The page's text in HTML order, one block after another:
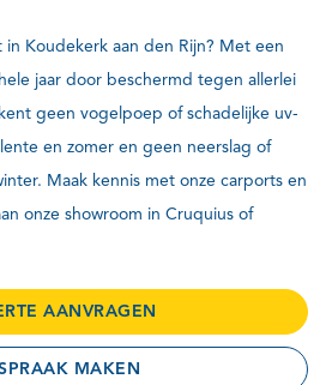
Koudekerk aan den Rijn? Met een
jaar door beschermd tegen allerlei
geen vogelpoep of schadelijke uv-
en zomer en geen neerslag of
Maak kennis met onze carports en
onze showroom in Cruquius of
AANVRAGEN
MAKEN